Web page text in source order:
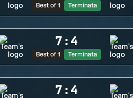
Best of 1 Terminata
7 : 4
Best of 1 Terminata
7 : 4